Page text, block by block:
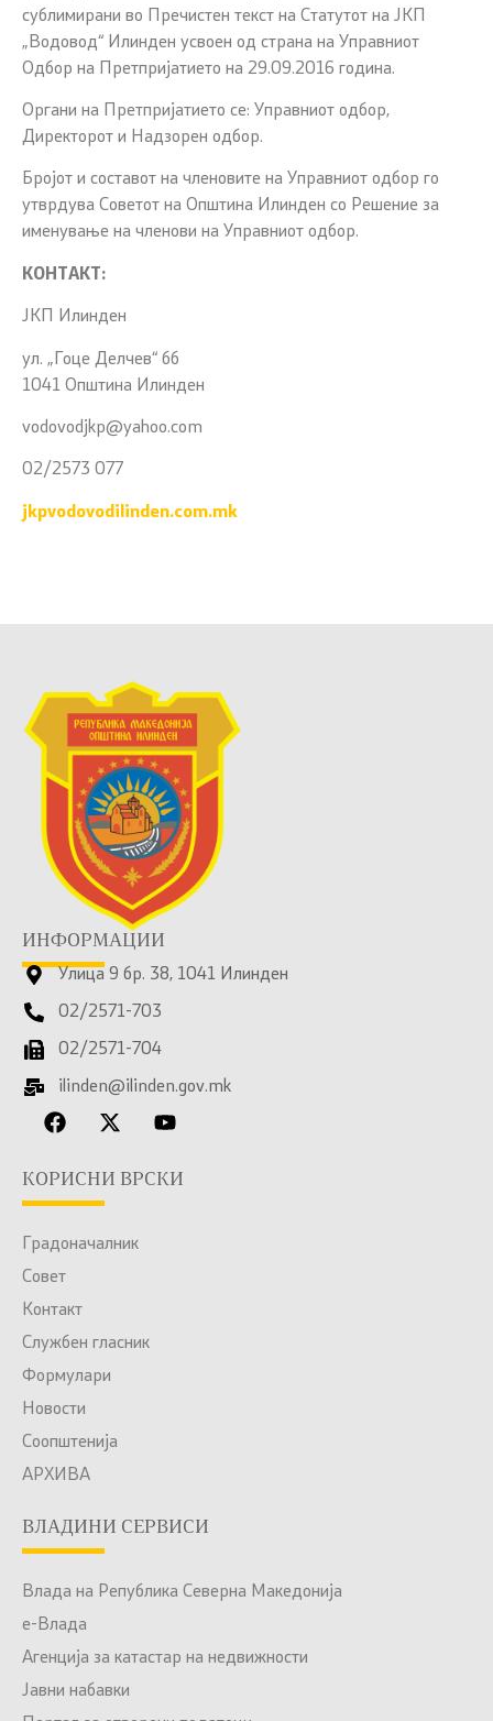
сублимирани во Пречистен текст на Статутот на ЈКП
„Водовод“ Илинден усвоен од страна на Управниот
Одбор на Претпријатието на 29.09.2016 година.
Органи на Претпријатието се: Управниот одбор,
Директорот и Надзорен одбор.
Бројот и составот на членовите на Управниот одбор го
утврдува Советот на Општина Илинден со Решение за
именување на членови на Управниот одбор.
КОНТАКТ:
ЈКП Илинден
ул. „Гоце Делчев“ бб
1041 Општина Илинден
vodovodjkp@yahoo.com
02/2573 077
jkpvodovodilinden.com.mk
ИНФОРМАЦИИ
Улица 9 бр. 38, 1041 Илинден
02/2571-703
02/2571-704
ilinden@ilinden.gov.mk
КОРИСНИ ВРСКИ
Градоначалник
Совет
Контакт
Службен гласник
Формулари
Новости
Соопштенија
АРХИВА
ВЛАДИНИ СЕРВИСИ
Влада на Република Северна Македонија
е-Влада
Агенција за катастар на недвижности
Јавни набавки